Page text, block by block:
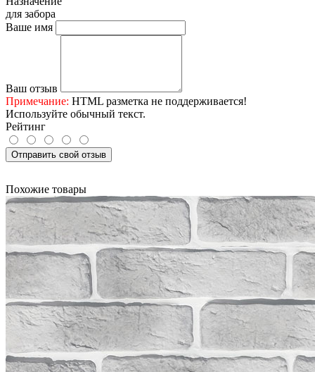
для забора
Ваше имя
Ваш отзыв
Примечание: HTML разметка не поддерживается!
Используйте обычный текст.
Рейтинг
Отправить свой отзыв
Похожие товары